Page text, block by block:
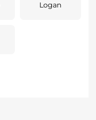
Logan